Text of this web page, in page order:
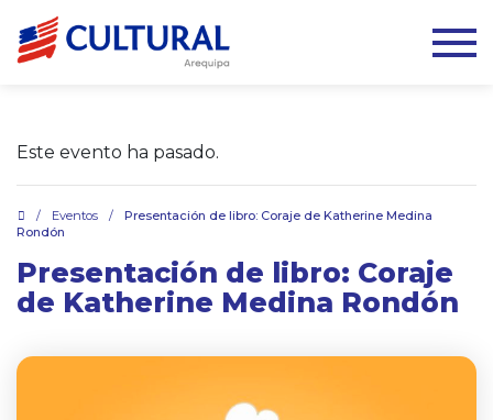
Este evento ha pasado.
/ Eventos /
Presentación de libro: Coraje de Katherine Medina
Rondón
Presentación de libro: Coraje
de Katherine Medina Rondón